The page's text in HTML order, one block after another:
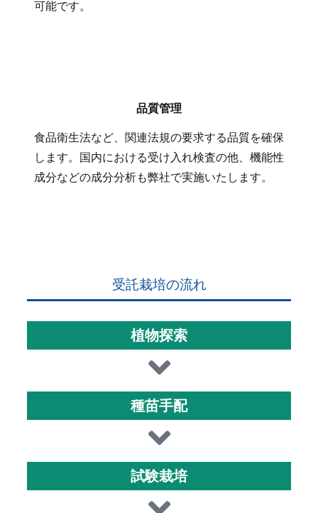
可能です。
品質管理
食品衛生法など、関連法規の要求する品質を確保
します。国内における受け入れ検査の他、機能性
成分などの成分分析も弊社で実施いたします。
受託栽培の流れ
植物探索
種苗手配
試験栽培